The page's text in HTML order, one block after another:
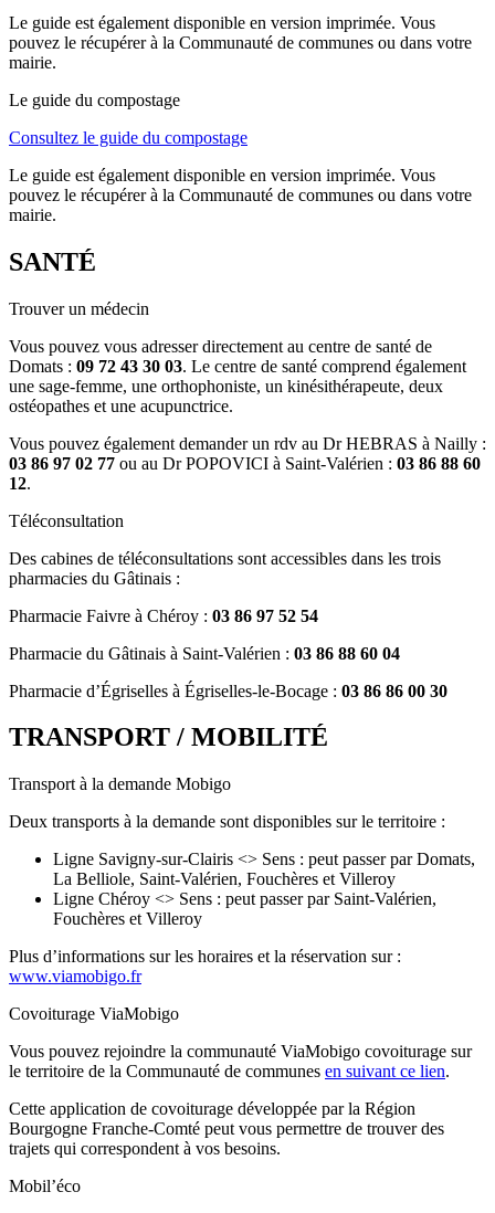
Le guide est également disponible en version imprimée. Vous
pouvez le récupérer à la Communauté de communes ou dans votre
mairie.
Le guide du compostage
Consultez le guide du compostage
Le guide est également disponible en version imprimée. Vous
pouvez le récupérer à la Communauté de communes ou dans votre
mairie.
SANTÉ
Trouver un médecin
Vous pouvez vous adresser directement au centre de santé de
Domats : 09 72 43 30 03. Le centre de santé comprend également
une sage-femme, une orthophoniste, un kinésithérapeute, deux
ostéopathes et une acupunctrice.
Vous pouvez également demander un rdv au Dr HEBRAS à Nailly :
03 86 97 02 77 ou au Dr POPOVICI à Saint-Valérien : 03 86 88 60
12.
Téléconsultation
Des cabines de téléconsultations sont accessibles dans les trois
pharmacies du Gâtinais :
Pharmacie Faivre à Chéroy : 03 86 97 52 54
Pharmacie du Gâtinais à Saint-Valérien : 03 86 88 60 04
Pharmacie d’Égriselles à Égriselles-le-Bocage : 03 86 86 00 30
TRANSPORT / MOBILITÉ
Transport à la demande Mobigo
Deux transports à la demande sont disponibles sur le territoire :
Ligne Savigny-sur-Clairis <> Sens : peut passer par Domats,
La Belliole, Saint-Valérien, Fouchères et Villeroy
Ligne Chéroy <> Sens : peut passer par Saint-Valérien,
Fouchères et Villeroy
Plus d’informations sur les horaires et la réservation sur :
www.viamobigo.fr
Covoiturage ViaMobigo
Vous pouvez rejoindre la communauté ViaMobigo covoiturage sur
le territoire de la Communauté de communes en suivant ce lien.
Cette application de covoiturage développée par la Région
Bourgogne Franche-Comté peut vous permettre de trouver des
trajets qui correspondent à vos besoins.
Mobil’éco